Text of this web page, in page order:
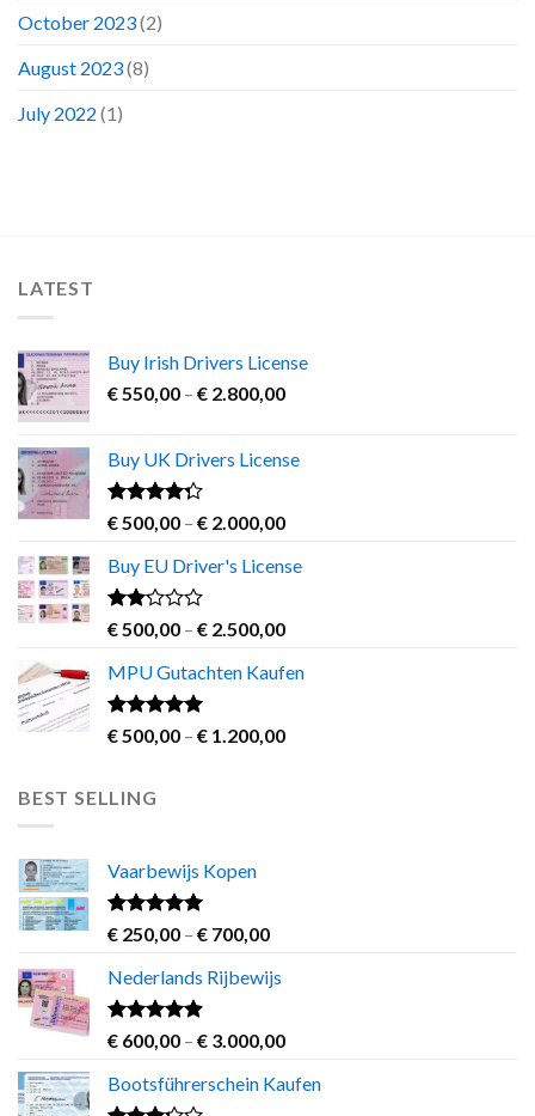
October 2023(2)
August 2023(8)
July 2022 (1)
LATEST
Buy Irish Drivers License
€ 550,00 – € 2.800,00Price
through
Buy UK Drivers License
Rated
out
of 5
€ 500,00 – € 2.000,00Price
€ 500,00
€ 2.000,00
Buy EU Driver's License
Rated
out
of 5
€ 500,00 – € 2.500,00Price
€ 500,00
€ 2.500,00
MPU Gutachten Kaufen
Rated5.00
out of 5
€ 500,00 – € 1.200,00Price
BEST SELLING
Vaarbewijs Kopen
Rated4.63
out of 5
€ 250,00 – € 700,00Price
€ 250,00
€ 700,00
Nederlands Rijbewijs
Rated4.60
out of 5
€ 600,00 – € 3.000,00Price
€ 600,00
Bootsführerschein Kaufen